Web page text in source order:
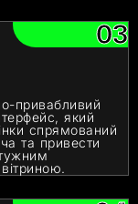
03
привабливий
який
спрямований
та привести